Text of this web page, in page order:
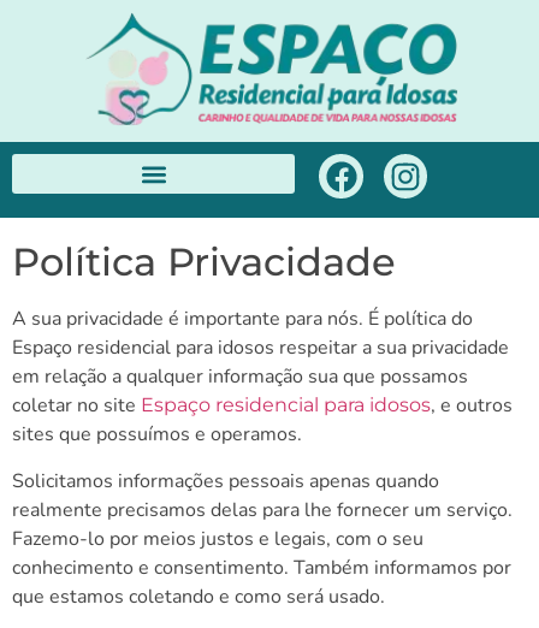
Política Privacidade
A sua privacidade é importante para nós. É política do
Espaço residencial para idosos respeitar a sua privacidade
em relação a qualquer informação sua que possamos
coletar no site Espaço residencial para idosos, e outros
sites que possuímos e operamos.
Solicitamos informações pessoais apenas quando
realmente precisamos delas para lhe fornecer um serviço.
Fazemo-lo por meios justos e legais, com o seu
conhecimento e consentimento. Também informamos por
que estamos coletando e como será usado.